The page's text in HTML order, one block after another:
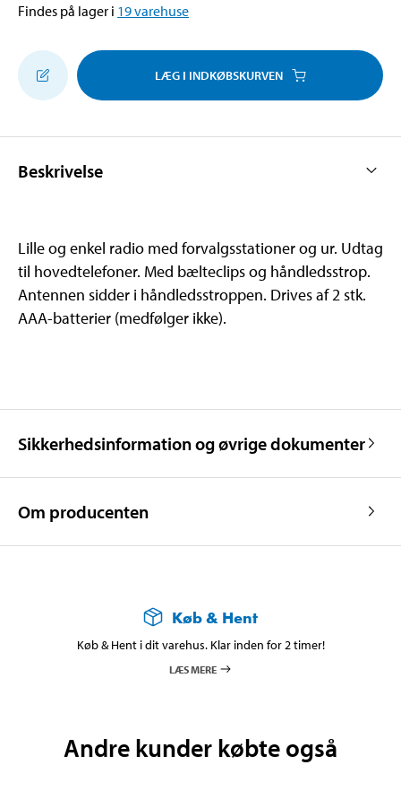
Findes på lager i 19varehuse
LÆG I INDKØBSKURVEN
Beskrivelse
Lille og enkel radio med forvalgsstationer og ur. Udtag
til hovedtelefoner. Med bælteclips og håndledsstrop.
Antennen sidder i håndledsstroppen. Drives af 2 stk.
AAA-batterier (medfølger ikke).
Sikkerhedsinformation og øvrige dokumenter
Om producenten
Køb & Hent
Køb & Hent i dit varehus. Klar inden for 2 timer!
LÆS MERE
Andre kunder købte også